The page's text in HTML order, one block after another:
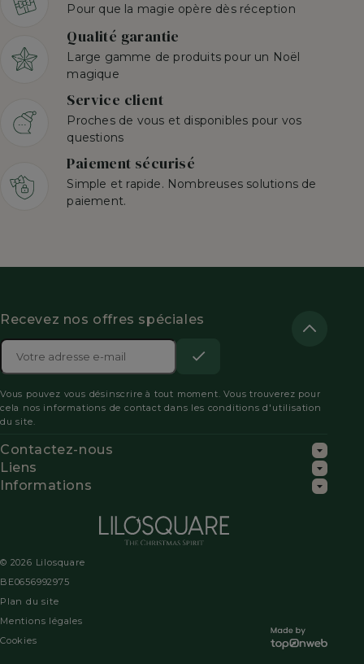
Pour que la magie opère dès réception
Qualité garantie
Large gamme de produits pour un Noël
magique
Service client
Proches de vous et disponibles pour vos
questions
Paiement sécurisé
Simple et rapide. Nombreuses solutions de
paiement.
Recevez nos offres spéciales
Adresse

les
la
politique
Vous pouvez vous désinscrire à tout moment. Vous trouverez pour
cela nos informations de contact dans les conditions d'utilisation
du site.
Contactez-nous
Liens
Informations
© 2026 Lilosquare
BE0656992975
Plan du site
Mentions légales
Cookies